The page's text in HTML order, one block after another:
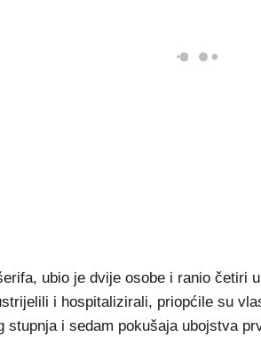
ubio je dvije osobe i ranio četiri
i hospitalizirali, priopćile su
stupnja i sedam pokušaja ubojstva